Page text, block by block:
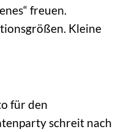
freuen.
Kleine
für den
schreit nach